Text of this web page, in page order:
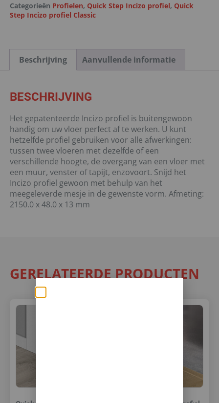
Categorieën Profielen, Quick Step Incizo profiel, Quick
Step Incizo profiel Classic
Beschrijving Aanvullende informatie
BESCHRIJVING
Het gepatenteerde Incizo profiel is buitengewoon
handig om uw vloer perfect af te werken. U kunt
hetzelfde profiel gebruiken voor alle afwerkingen:
tussen twee vloeren met dezelfde of een
verschillende hoogte, de overgang van een vloer met
een muur, venster of tapijt, enzovoort. Snijd het
Incizo profiel gewoon met behulp van het
meegeleverde mesje in de gewenste vorm. Afmeting:
2150.0 x 48.0 x 13 mm
GERELATEERDE PRODUCTEN